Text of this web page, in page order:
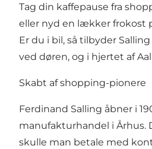
Tag din kaffepause fra
eller nyd en lækker frokost
Er du i bil, så tilbyder
ved døren, og i hjertet af
Skabt af shopping-pionere
Ferdinand Salling åbner i
manufakturhandel i Århus.
skulle man betale med